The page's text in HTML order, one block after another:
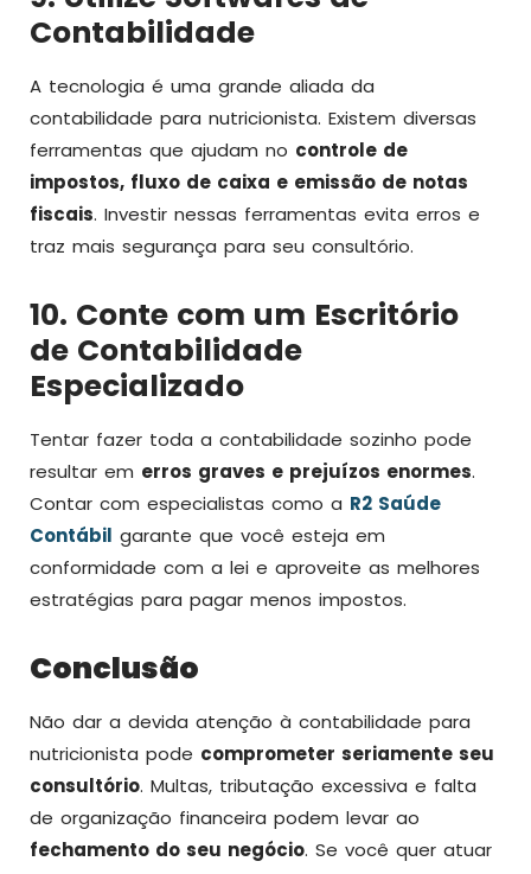
Contabilidade
A tecnologia é uma grande aliada da
contabilidade para nutricionista. Existem diversas
ferramentas que ajudam no controle de
impostos, fluxo de caixa e emissão de notas
fiscais. Investir nessas ferramentas evita erros e
traz mais segurança para seu consultório.
10. Conte com um Escritório
de Contabilidade
Especializado
Tentar fazer toda a contabilidade sozinho pode
resultar em erros graves e prejuízos enormes.
Contar com especialistas como a R2 Saúde
Contábil garante que você esteja em
conformidade com a lei e aproveite as melhores
estratégias para pagar menos impostos.
Conclusão
Não dar a devida atenção à contabilidade para
nutricionista pode comprometer seriamente seu
consultório. Multas, tributação excessiva e falta
de organização financeira podem levar ao
fechamento do seu negócio. Se você quer atuar